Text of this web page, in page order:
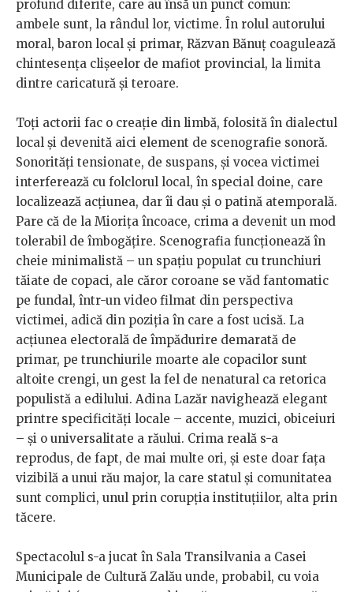
profund diferite, care au însă un punct comun:
ambele sunt, la rândul lor, victime. În rolul autorului
moral, baron local și primar, Răzvan Bănuț coagulează
chintesența clișeelor de mafiot provincial, la limita
dintre caricatură și teroare.
Toți actorii fac o creație din limbă, folosită în dialectul
local și devenită aici element de scenografie sonoră.
Sonorități tensionate, de suspans, și vocea victimei
interferează cu folclorul local, în special doine, care
localizează acțiunea, dar îi dau și o patină atemporală.
Pare că de la Miorița încoace, crima a devenit un mod
tolerabil de îmbogățire. Scenografia funcționează în
cheie minimalistă – un spațiu populat cu trunchiuri
tăiate de copaci, ale căror coroane se văd fantomatic
pe fundal, într-un video filmat din perspectiva
victimei, adică din poziția în care a fost ucisă. La
acțiunea electorală de împădurire demarată de
primar, pe trunchiurile moarte ale copacilor sunt
altoite crengi, un gest la fel de nenatural ca retorica
populistă a edilului. Adina Lazăr navighează elegant
printre specificități locale – accente, muzici, obiceiuri
– și o universalitate a răului. Crima reală s-a
reprodus, de fapt, de mai multe ori, și este doar fața
vizibilă a unui rău major, la care statul și comunitatea
sunt complici, unul prin corupția instituțiilor, alta prin
tăcere.
Spectacolul s-a jucat în Sala Transilvania a Casei
Municipale de Cultură Zalău unde, probabil, cu voia